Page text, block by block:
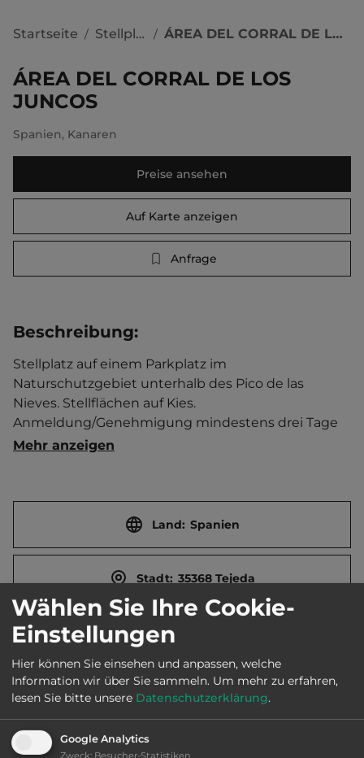
Startseite / Stellplätze / ÁREA DEL CORRAL DE LOS JUNCOS
ÁREA DEL CORRAL DE LOS
JUNCOS
Spanien, Kanaren
Preise ansehen
Auf Karte anzeigen
Anfrage
Beschreibung:
Stellplatz auf einem Parkplatz im
Naturschutzgebiet unterhalb des Pico de las
Nieves. Stellflächen auf Kies.
Anmeldung/Genehmigung mindestens drei Tage
im Voraus per E-Mail: oiac@grancanaria.com.
Mehr anzeigen
Land: Spanien
Stadt: 35368 Tejeda
Straße: Carretera Cruz de los Llanos-Ayacata
E-Mail: oiac@grancanaria.com
Wählen Sie Ihre Cookie-
Einstellungen
Hier können Sie einsehen und anpassen, welche
Information wir über Sie sammeln. Um mehr zu erfahren,
lesen Sie bitte unsere Datenschutzerklärung.
Google Analytics
Zweck: Besucher-Statistiken